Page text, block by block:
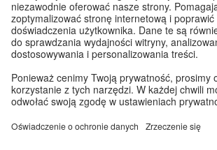
klasyczna wersja strony